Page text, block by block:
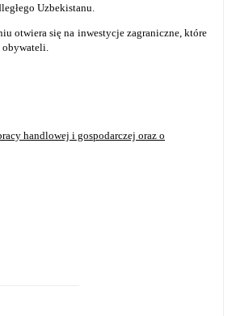
Uzbekistanu.
otwiera się na inwestycje zagraniczne, które
obywateli.
handlowej i gospodarczej oraz o